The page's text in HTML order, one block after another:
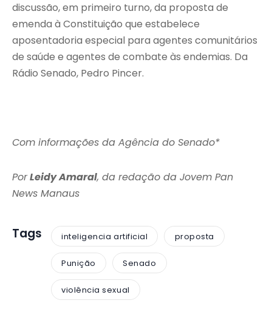
discussão, em primeiro turno, da proposta de
emenda à Constituição que estabelece
aposentadoria especial para agentes comunitários
de saúde e agentes de combate às endemias. Da
Rádio Senado, Pedro Pincer.
Com informações da Agência do Senado*
PorLeidy Amaral, da redação da Jovem Pan
News Manaus
Tags inteligencia artificial proposta
Punição Senado
violência sexual